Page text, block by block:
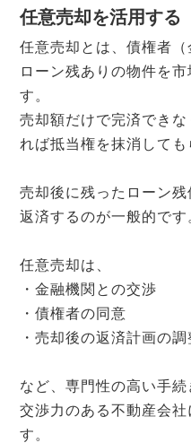
任意売却を活用する
任意売却とは、債権者（
ローン残ありの物件を
す。
売却額だけで完済でき
れば抵当権を抹消しても
売却後に残ったローン
返済するのが一般的です
任意売却は、
・金融機関との交渉
・債権者の同意
・売却後の返済計画の調
など、専門性の高い手
交渉力のある不動産会
す。